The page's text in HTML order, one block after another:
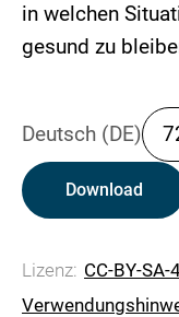
in welchen
gesund zu
Deutsch (DE)
Download
Lizenz: CC-BY-SA-